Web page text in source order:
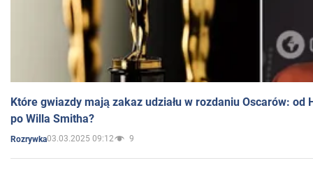
Które gwiazdy mają zakaz udziału w rozdaniu Oscarów: od
po Willa Smitha?
Rozrywka03.03.2025 09:12 9